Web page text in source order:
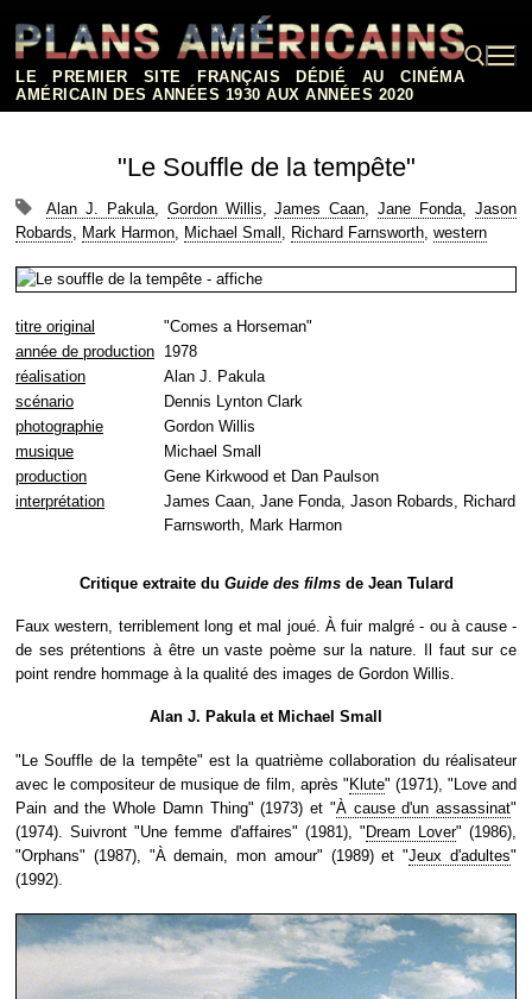
contenu
LE PREMIER SITE FRANÇAIS DÉDIÉ AU CINÉMA
AMÉRICAIN DES ANNÉES 1930 AUX ANNÉES 2020
Rechercher :
"Le Souffle de la tempête"
Alan J. Pakula, Gordon Willis,James Caan,Jane Fonda,Jason
Robards, Mark Harmon, Michael Small , Richard Farnsworth, western
titre original
"Comes a Horseman"
année de production 1978
réalisation
Alan J. Pakula
scénario
Dennis Lynton Clark
photographie
Gordon Willis
musique
Michael Small
production
Gene Kirkwood et Dan Paulson
interprétation
James Caan, Jane Fonda, Jason Robards, Richard
Farnsworth, Mark Harmon
Critique extraite du Guide des filmsde Jean Tulard
Faux western, terriblement long et mal joué. À fuir malgré - ou à cause -
de ses prétentions à être un vaste poème sur la nature. Il faut sur ce
point rendre hommage à la qualité des images de Gordon Willis.
Alan J. Pakula et Michael Small
"Le Souffle de la tempête" est la quatrième collaboration du réalisateur
avec le compositeur de musique de film, après " Klute" (1971), "Love and
Pain and the Whole Damn Thing" (1973) et "À cause d'un assassinat"
(1974). Suivront "Une femme d'affaires" (1981), " Dream Lover" (1986),
"Orphans" (1987), "À demain, mon amour" (1989) et "Jeux d'adultes"
(1992).